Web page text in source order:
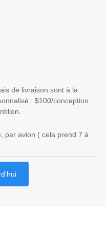
de livraison sont à la
: $100/conception.
par avion ( cela prend 7 à